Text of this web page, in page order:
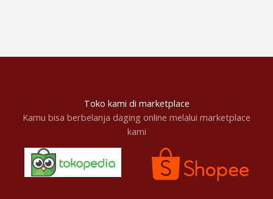
Toko kami di marketplace
Kamu bisa berbelanja daging online melalui marketplace
kami